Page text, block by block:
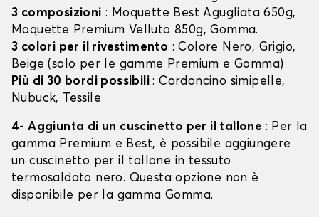
3 composizioni : Moquette Best Agugliata 650g,
Moquette Premium Velluto 850g, Gomma.
3 colori per il rivestimento : Colore Nero, Grigio,
Beige (solo per le gamme Premium e Gomma)
Più di 30 bordi possibili: Cordoncino simipelle,
Nubuck, Tessile
4- Aggiunta di un cuscinetto per il tallone : Per la
gamma Premium e Best, è possibile aggiungere
un cuscinetto per il tallone in tessuto
termosaldato nero. Questa opzione non è
disponibile per la gamma Gomma.